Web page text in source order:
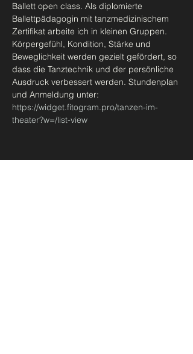
Ballett open class. Als diplomierte
Ballettpädagogin mit tanzmedizinischem
Zertifikat arbeite ich in kleinen Gruppen.
Körpergefühl, Kondition, Stärke und
Beweglichkeit werden gezielt gefördert, so
dass die Tanztechnik und der persönliche
Ausdruck verbessert werden. Stundenplan
und Anmeldung unter:
https://widget.fitogram.pro/tanzen-im-
theater?w=/list-view